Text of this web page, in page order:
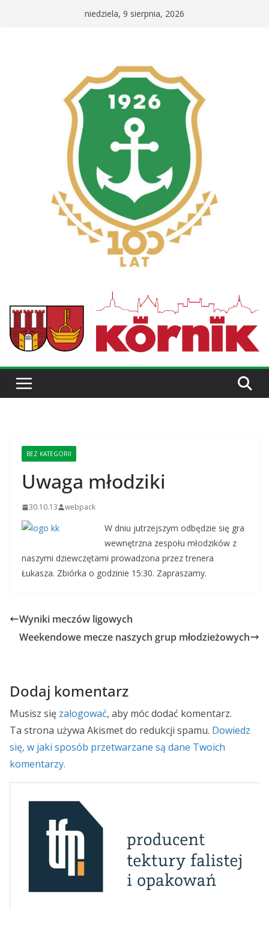
niedziela, 9 sierpnia, 2026
BEZ KATEGORII
Uwaga młodziki
30.10.13 webpack
W dniu jutrzejszym odbędzie się gra
wewnętrzna zespołu młodzików z
naszymi dziewczętami prowadzona przez trenera
Łukasza. Zbiórka o godzinie 15:30. Zapraszamy.
Wyniki meczów ligowych
Weekendowe mecze naszych grup młodzieżowych
Dodaj komentarz
Musisz się zalogować, aby móc dodać komentarz.
Ta strona używa Akismet do redukcji spamu. Dowiedz
się, w jaki sposób przetwarzane są dane Twoich
komentarzy.